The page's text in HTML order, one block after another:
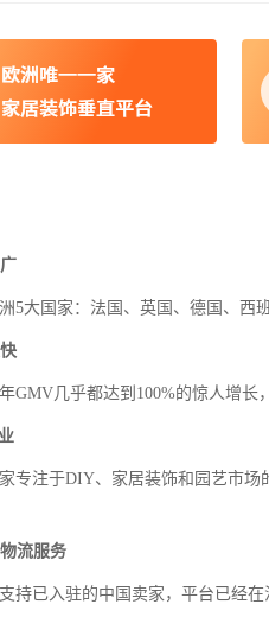
5大国家：法国、英国、德国、西
GMV几乎都达到100%的惊人增长
专注于DIY、家居装饰和园艺市
流服务
持已入驻的中国卖家，平台已经